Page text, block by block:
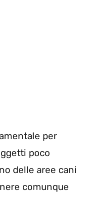
per
poco
delle aree cani
comunque